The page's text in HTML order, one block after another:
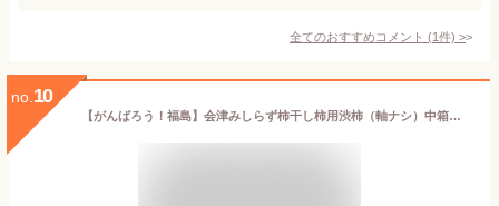
全てのおすすめコメント (1件) >
no. 10
【がんばろう！福島】会津みしらず柿干し柿用渋柿（軸ナシ）中箱・柿・国産（福島県会津若松市）贈答/お歳暮/柿/渋柿/干し柿/福島/会津/訳あり/わけあり/送料込み/果物/加工